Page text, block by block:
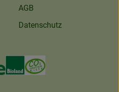
AGB
Datenschutz
Externer Link zu /ueber-uns/
Externer Link zu /
Externer Link zu /